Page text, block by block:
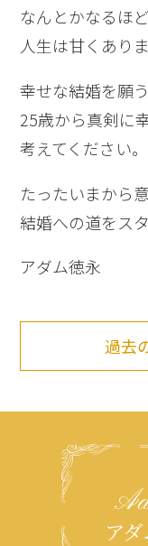
なんとかなるほど
人生は甘くありま
幸せな結婚を願
25歳から真剣に
考えてください。
たったいまから
結婚への道をス
アダム徳永
過去
ア